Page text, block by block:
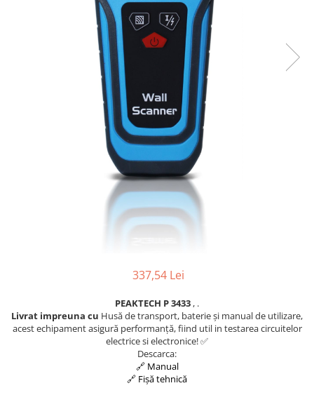
337,54 Lei
PEAKTECH P 3433 , .
Livrat impreuna cu Husă de transport, baterie și manual de utilizare,
acest echipament asigură performanță, fiind util in testarea circuitelor
electrice si electronice! ✅
Descarca:
🔗 Manual
🔗 Fișă tehnică